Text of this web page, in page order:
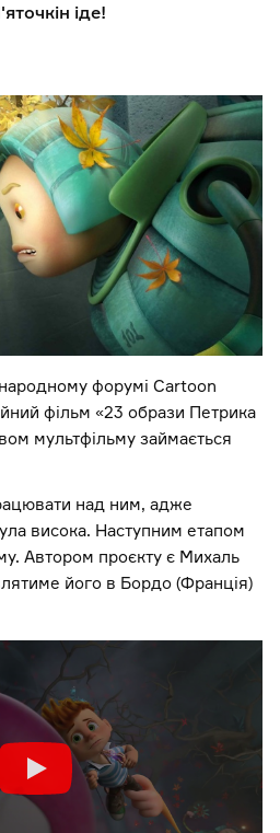
іде!
форумі Cartoon
фільм «23 образи Петрика
мультфільму займається
над ним, адже
висока. Наступним етапом
Автором проєкту є Михаль
його в Бордо (Франція)